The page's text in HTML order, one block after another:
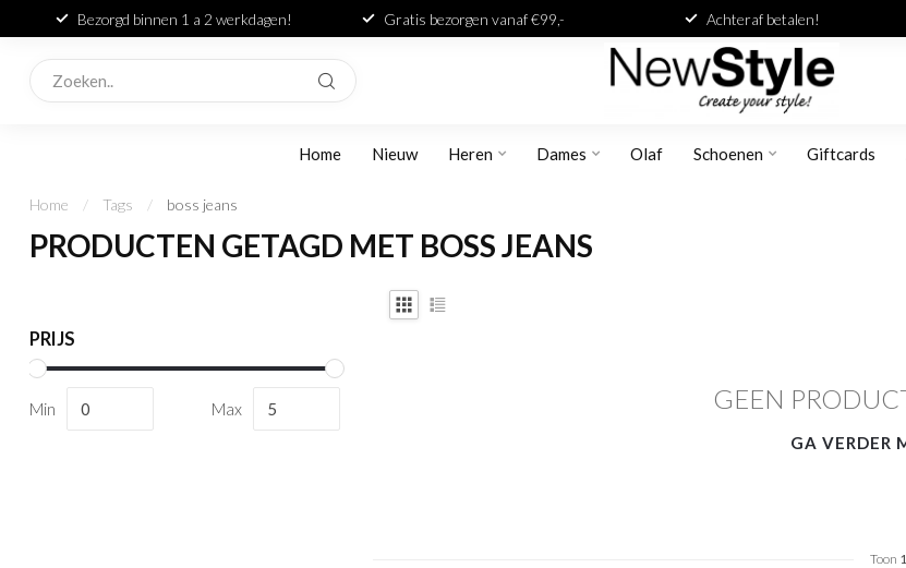
Bezorgd binnen 1 a 2 werkdagen! Gratis bezorgen vanaf €99,- Achteraf betalen!
Home Nieuw Heren Dames Olaf Schoenen Giftcards
Home / Tags / boss jeans
PRODUCTEN GETAGD MET BOSS JEANS
PRIJS
Min Max GEEN
GA VERDER
Toon 1